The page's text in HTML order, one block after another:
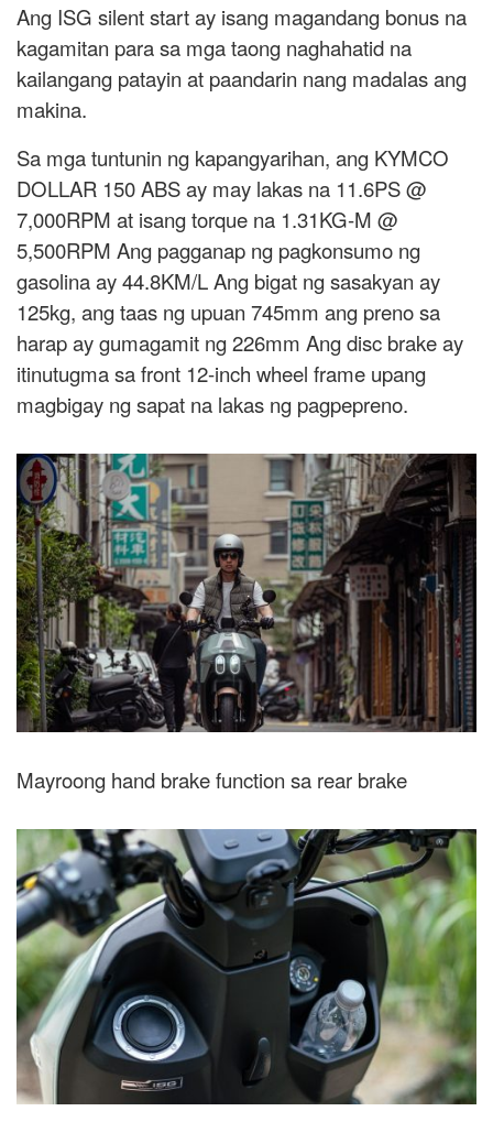
Ang ISG silent start ay isang magandang bonus na
kagamitan para sa mga taong naghahatid na
kailangang patayin at paandarin nang madalas ang
makina.
Sa mga tuntunin ng kapangyarihan, ang KYMCO
DOLLAR 150 ABS ay may lakas na 11.6PS @
7,000RPM at isang torque na 1.31KG-M @
5,500RPM Ang pagganap ng pagkonsumo ng
gasolina ay 44.8KM/L Ang bigat ng sasakyan ay
125kg, ang taas ng upuan 745mm ang preno sa
harap ay gumagamit ng 226mm Ang disc brake ay
itinutugma sa front 12-inch wheel frame upang
magbigay ng sapat na lakas ng pagpepreno.
Mayroong hand brake function sa rear brake